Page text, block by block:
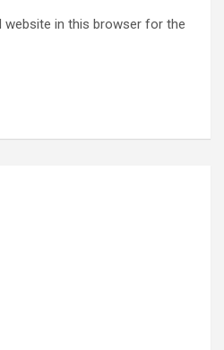
website in this browser for the